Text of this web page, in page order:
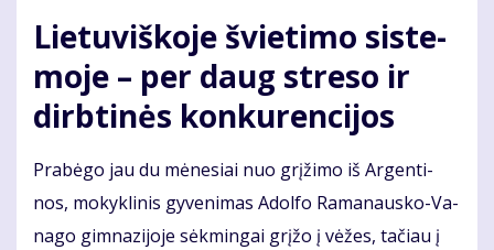
Lie­tu­viš­ko­je švie­ti­mo sis­te­
mo­je – per daug stre­so ir
dirb­ti­nės kon­ku­ren­ci­jos
Pra­bė­go jau du mė­ne­siai nuo grį­ži­mo iš Ar­gen­ti­
nos, mo­kyk­li­nis gy­ve­ni­mas Adol­fo Ra­ma­naus­ko-Va­
na­go gim­na­zi­jo­je sėk­min­gai grį­žo į vė­žes, ta­čiau į